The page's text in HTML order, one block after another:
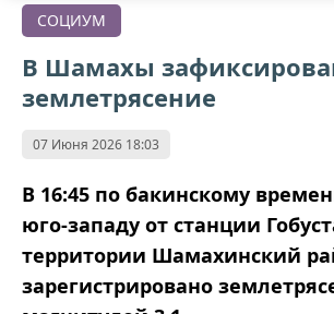
СОЦИУМ
В Шамахы
землетрясение
07 Июня 2026 18:03
В 16:45 по бакинскому
юго-западу от станции
территории Шамахинский
зарегистрировано